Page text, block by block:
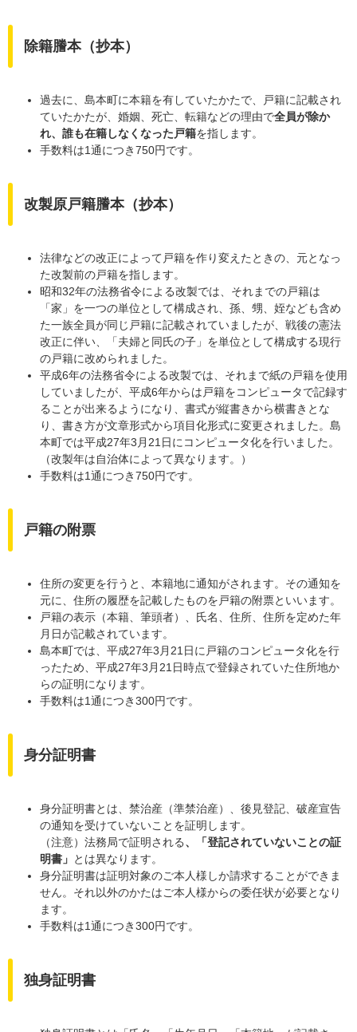
除籍謄本（抄本）
過去に、島本町に本籍を有していたかたで、戸籍に記載され
ていたかたが、婚姻、死亡、転籍などの理由で全員が除か
れ、誰も在籍しなくなった戸籍を指します。
手数料は1通につき750円です。
改製原戸籍謄本（抄本）
法律などの改正によって戸籍を作り変えたときの、元となっ
た改製前の戸籍を指します。
昭和32年の法務省令による改製では、それまでの戸籍は
「家」を一つの単位として構成され、孫、甥、姪なども含め
た一族全員が同じ戸籍に記載されていましたが、戦後の憲法
改正に伴い、「夫婦と同氏の子」を単位として構成する現行
の戸籍に改められました。
平成6年の法務省令による改製では、それまで紙の戸籍を使用
していましたが、平成6年からは戸籍をコンピュータで記録す
ることが出来るようになり、書式が縦書きから横書きとな
り、書き方が文章形式から項目化形式に変更されました。島
本町では平成27年3月21日にコンピュータ化を行いました。
（改製年は自治体によって異なります。）
手数料は1通につき750円です。
戸籍の附票
住所の変更を行うと、本籍地に通知がされます。その通知を
元に、住所の履歴を記載したものを戸籍の附票といいます。
戸籍の表示（本籍、筆頭者）、氏名、住所、住所を定めた年
月日が記載されています。
島本町では、平成27年3月21日に戸籍のコンピュータ化を行
ったため、平成27年3月21日時点で登録されていた住所地か
らの証明になります。
手数料は1通につき300円です。
身分証明書
身分証明書とは、禁治産（準禁治産）、後見登記、破産宣告
の通知を受けていないことを証明します。
（注意）法務局で証明される、「登記されていないことの証
明書」 とは異なります。
身分証明書は証明対象のご本人様しか請求することができま
せん。それ以外のかたはご本人様からの委任状が必要となり
ます。
手数料は1通につき300円です。
独身証明書